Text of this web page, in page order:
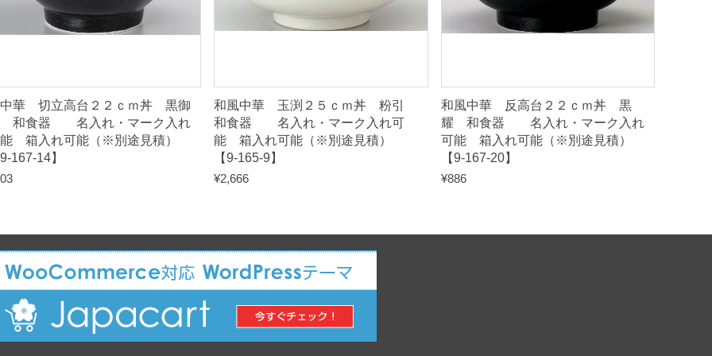
1
6
】
q
a
n
華 切立高台２２ｃｍ丼 黒御
和食器 名入れ・マーク入れ
箱入れ可能（※別途見積）
9-167-14】
和風中華 玉渕２５ｃｍ丼 粉引
和食器 名入れ・マーク入れ可
能 箱入れ可能（※別途見積）
【9-165-9】
¥2,666
和風中華 反高台２２ｃｍ丼 黒
耀 和食器 名入れ・マーク入れ
可能 箱入れ可能（※別途見積）
【9-167-20】
¥886